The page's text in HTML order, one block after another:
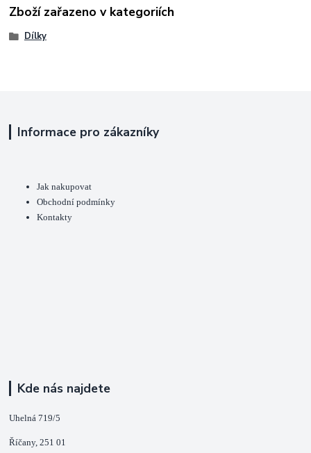
Zboží zařazeno v kategoriích
Dílky
Informace pro zákazníky
Jak nakupovat
Obchodní podmínky
Kontakty
Kde nás najdete
Uhelná 719/5
Říčany, 251 01